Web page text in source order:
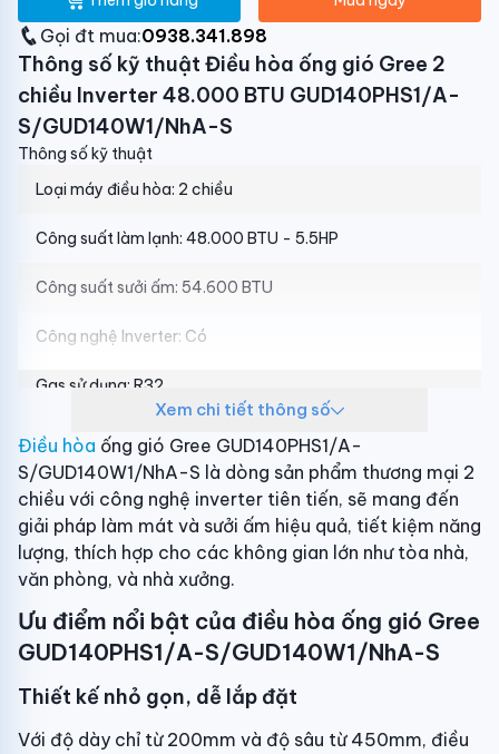
Gọi đt mua:0938.341.898
Thông số kỹ thuật Điều hòa ống gió Gree 2
chiều Inverter 48.000 BTU GUD140PHS1/A-
S/GUD140W1/NhA-S
Thông số kỹ thuật
Loại máy điều hòa: 2 chiều
Công suất làm lạnh: 48.000 BTU - 5.5HP
Công suất sưởi ấm: 54.600 BTU
Công nghệ Inverter: Có
Gas sử dụng: R32
Lưu lượng gió dàn lạnh: 2.200 m3/giờ
Độ ồn dàn lạnh:46/45/44/42 dB(A)
Độ ồn dàn nóng:59 dB(A)
Thông số kích thước/Lắp đặt
Kiểu lắp đặt:
Âm trần nối ống gió
Kích thước dàn lạnh:
Xem chi tiết thông số
Điều hòa ống gió Gree GUD140PHS1/A-
S/GUD140W1/NhA-S là dòng sản phẩm thương mại 2
chiều với công nghệ inverter tiên tiến, sẽ mang đến
giải pháp làm mát và sưởi ấm hiệu quả, tiết kiệm năng
lượng, thích hợp cho các không gian lớn như tòa nhà,
văn phòng, và nhà xưởng.
Ưu điểm nổi bật của điều hòa ống gió Gree
GUD140PHS1/A-S/GUD140W1/NhA-S
Thiết kế nhỏ gọn, dễ lắp đặt
Với độ dày chỉ từ 200mm và độ sâu từ 450mm, điều